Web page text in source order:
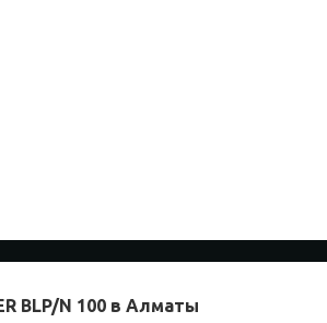
BLP/N 100 в Алматы